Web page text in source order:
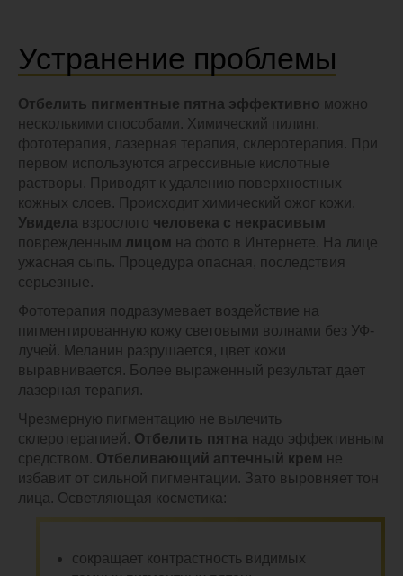
Устранение проблемы
Отбелить пигментные пятна эффективно можно
несколькими способами. Химический пилинг,
фототерапия, лазерная терапия, склеротерапия. При
первом используются агрессивные кислотные
растворы. Приводят к удалению поверхностных
кожных слоев. Происходит химический ожог кожи.
Увидела взрослого человека с некрасивым
поврежденным лицом на фото в Интернете. На лице
ужасная сыпь. Процедура опасная, последствия
серьезные.
Фототерапия подразумевает воздействие на
пигментированную кожу световыми волнами без УФ-
лучей. Меланин разрушается, цвет кожи
выравнивается. Более выраженный результат дает
лазерная терапия.
Чрезмерную пигментацию не вылечить
склеротерапией. Отбелить пятна надо эффективным
средством. Отбеливающий аптечный крем не
избавит от сильной пигментации. Зато выровняет тон
лица. Осветляющая косметика:
сокращает контрастность видимых